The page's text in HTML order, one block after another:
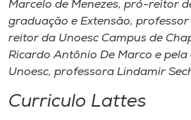
Marcelo de Menezes, ​pró-reitor
graduação e Extensão,
reitor da Unoesc Campus de
Ricardo Antônio De Marco e
Unoesc, professora Lindamir
Curriculo Lattes